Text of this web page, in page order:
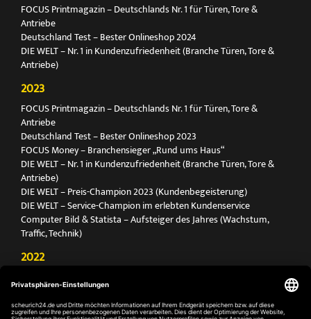
FOCUS Printmagazin – Deutschlands Nr. 1 für Türen, Tore &
Antriebe
Deutschland Test – Bester Onlineshop 2024
DIE WELT – Nr. 1 in Kundenzufriedenheit (Branche Türen, Tore &
Antriebe)
2023
FOCUS Printmagazin – Deutschlands Nr. 1 für Türen, Tore &
Antriebe
Deutschland Test – Bester Onlineshop 2023
FOCUS Money – Branchensieger „Rund ums Haus“
DIE WELT – Nr. 1 in Kundenzufriedenheit (Branche Türen, Tore &
Antriebe)
DIE WELT – Preis-Champion 2023 (Kundenbegeisterung)
DIE WELT – Service-Champion im erlebten Kundenservice
Computer Bild & Statista – Aufsteiger des Jahres (Wachstum,
Traffic, Technik)
2022
Antriebe
Deutschland Test – Bester Onlineshop 2022